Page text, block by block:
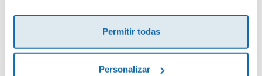
Permitir todas
Personalizar
Debes iniciar sesión para poder valorarlo